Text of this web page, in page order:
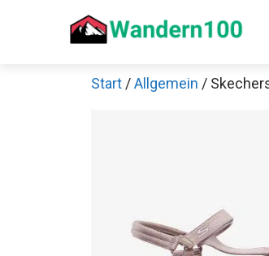
Start /Allgemein /